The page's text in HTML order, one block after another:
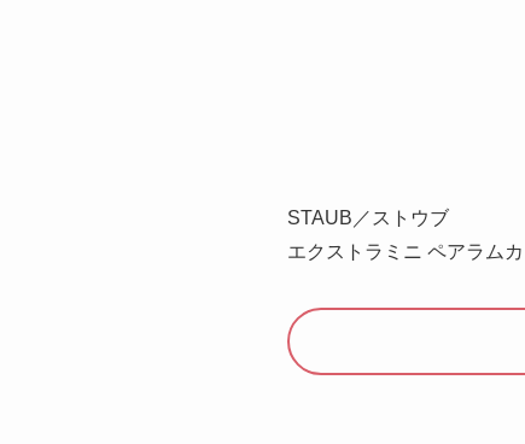
STAUB／ストウブ
エクストラミニ ペアラム